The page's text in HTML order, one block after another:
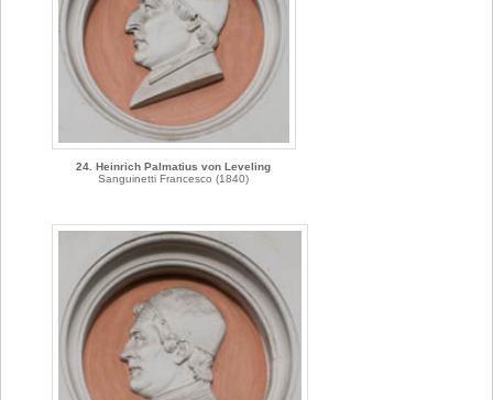
24. Heinrich Palmatius von Leveling
Sanguinetti Francesco (1840)